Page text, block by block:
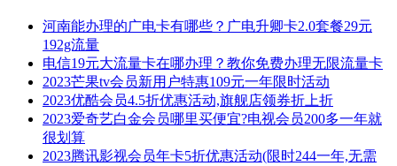
河南能办理的广电卡有哪些？广电升卿卡2.0套餐29元
192g流量
电信19元大流量卡在哪办理？教你免费办理无限流量卡
2023芒果tv会员新用户特惠109元一年限时活动
2023优酷会员4.5折优惠活动,旗舰店领券折上折
2023爱奇艺白金会员哪里买便宜?电视会员200多一年就
很划算
2023腾讯影视会员年卡5折优惠活动(限时244一年,无需